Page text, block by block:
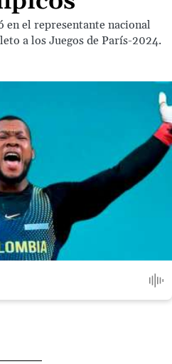
el representante nacional
a los Juegos de París-2024.